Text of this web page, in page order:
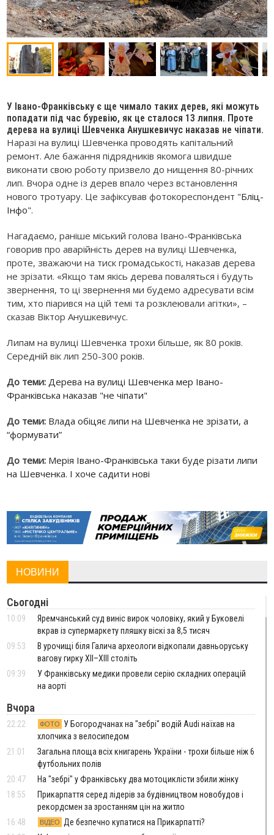
У Івано-Франківську є ще чимало таких дерев, які можуть
попадати під час буревію, як це сталося 13 липня. Проте
дерева на вулиці Шевченка Анушкевичус наказав не чіпати.
Наразі на вулиці Шевченка проводять капітальний
ремонт. Але бажання підрядників якомога швидше
виконати свою роботу призвело до нищення 80-річних
лип. Вчора одне із дерев впало через встановлення
нового тротуару. Це зафіксував фотокореспондент "Бліц-
Інфо".
Нагадаємо, раніше міський голова Івано-Франківська
говорив про аварійність дерев на вулиці Шевченка,
проте, зважаючи на тиск громадськості, наказав дерева
не зрізати. «Якщо там якісь дерева поваляться і будуть
звернення, то ці звернення ми будемо адресувати всім
тим, хто піарився на цій темі та розклеювали агітки», –
сказав Віктор Анушкевичус.
Липам на вулиці Шевченка трохи більше, як 80 років.
Середній вік лип 250-300 років.
До теми: Дерева на вулиці Шевченка мер Івано-
Франківська наказав "не чіпати"
До теми: Влада обіцяє липи на Шевченка не зрізати, а
“формувати”
До теми: Мерія Івано-Франківська таки буде різати липи
на Шевченка. І хоче садити нові
НОВИНИ
Сьогодні
10:09
Яремчанський суд виніс вирок чоловіку, який у Буковелі
вкрав із супермаркету пляшку віскі за 8,5 тисяч
09:53
В урочищі біля Галича археологи відкопали давньоруську
вагову гирку XII–XIII століть
09:39
У Франківську медики провели серію складних операцій
на аорті
Вчора
22:22 ФОТО
У Богородчанах на "зебрі" водій Audi наїхав на
хлопчика з велосипедом
21:01
Загальна площа всіх книгарень України - трохи більше ніж 6
футбольних полів
20:47
На "зебрі" у Франківську два мотоциклісти збили жінку
18:55
Прикарпаття серед лідерів за будівництвом новобудов і
рекордсмен за зростанням цін на житло
16:48
ВІДЕО
Де безпечно купатися на Прикарпатті?